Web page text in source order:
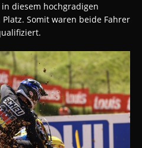
diesem hochgradigen
Somit waren beide Fahrer